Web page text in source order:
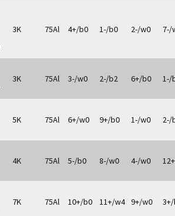
3K 75Al 4+/b0 1-/b0 2-/w0 7-/
3K 75Al 3-/w0 2-/b2 6+/b0 1-/
5K 75Al 6+/w0 9+/b0 1-/w0 2-/
4K 75Al 5-/b0 8-/w0 4-/w0
7K 75Al 10+/b0 11+/w4 9+/w0